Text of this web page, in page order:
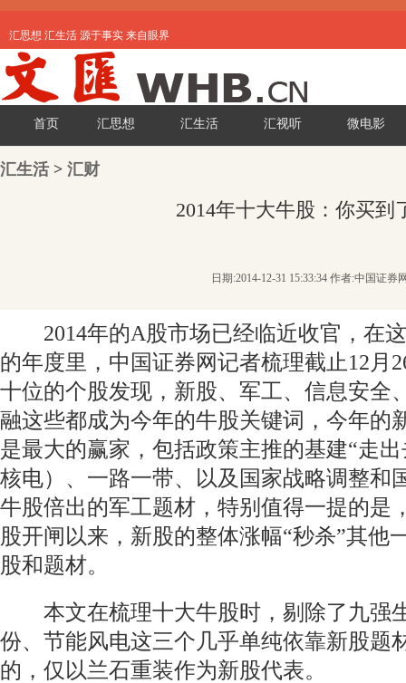
汇思想 汇生活 源于事实 来自眼界
首页 汇思想 汇生活 汇视听 微电影
汇生活> 汇财
2014年十大牛股：你买到
日期:2014-12-31 15:33:34 作者:中国证券
2014年的A股市场已经临近收官，在
的年度里，中国证券网记者梳理截止12月
十位的个股发现，新股、军工、信息安全
融这些都成为今年的牛股关键词，今年的
是最大的赢家，包括政策主推的基建“走
核电）、一路一带、以及国家战略调整和
牛股倍出的军工题材，特别值得一提的是
股开闸以来，新股的整体涨幅“秒杀”其他
股和题材。
本文在梳理十大牛股时，剔除了九强
份、节能风电这三个几乎单纯依靠新股题
的，仅以兰石重装作为新股代表。